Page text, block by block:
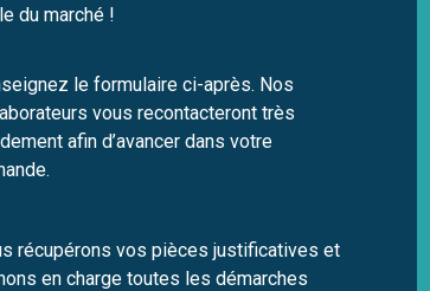
du marché !
le formulaire ci-après. Nos
vous recontacteront très
afin d’avancer dans votre
récupérons vos pièces justificatives et
en charge toutes les démarches